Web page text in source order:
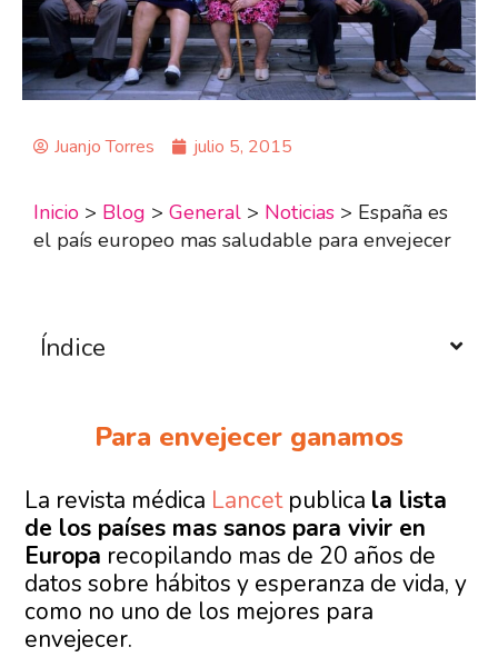
Juanjo Torres julio 5, 2015
Inicio > Blog > General > Noticias > España es
el país europeo mas saludable para envejecer
Índice
Para envejecer ganamos
La revista médica Lancet publica la lista
de los países mas sanos para vivir en
Europa recopilando mas de 20 años de
datos sobre hábitos y esperanza de vida, y
como no uno de los mejores para
envejecer.